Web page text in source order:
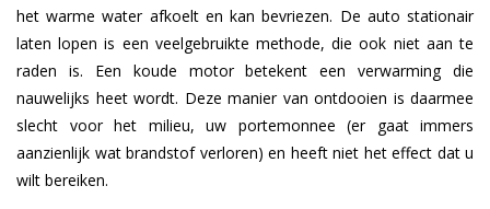
het warme water afkoelt en kan bevriezen. De auto stationair
laten lopen is een veelgebruikte methode, die ook niet aan te
raden is. Een koude motor betekent een verwarming die
nauwelijks heet wordt. Deze manier van ontdooien is daarmee
slecht voor het milieu, uw portemonnee (er gaat immers
aanzienlijk wat brandstof verloren) en heeft niet het effect dat u
wilt bereiken.